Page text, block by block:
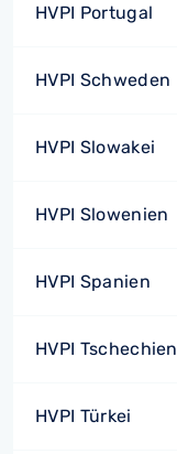
HVPI Portugal
HVPI Schweden
HVPI Slowakei
HVPI Slowenien
HVPI Spanien
HVPI Tschechien
HVPI Türkei